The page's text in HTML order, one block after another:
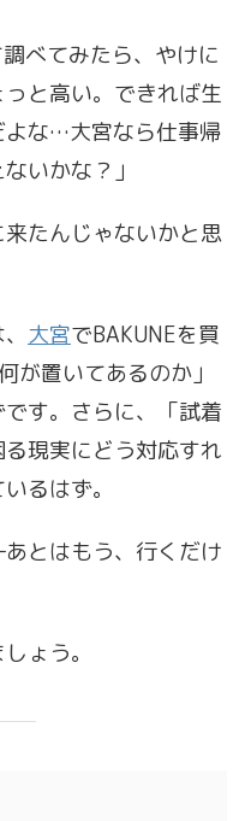
べてみたら、やけに
と高い。できれば生
よな…大宮なら仕事帰
いかな？」
たんじゃないかと思
大宮でBAKUNEを買
が置いてあるのか」
す。さらに、「試着
現実にどう対応すれ
るはず。
とはもう、行くだけ
ょう。